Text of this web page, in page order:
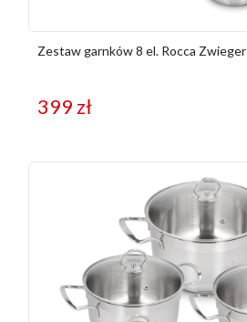
Zestaw garnków 8 el. Rocca Zwieger
399zł